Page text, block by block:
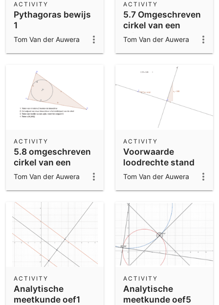
Pythagoras bewijs
1
ACTIVITY
Tom Van der Auwera
5.7 Omgeschreven
cirkel van een
driehoek
ACTIVITY
Tom Van der Auwera
5.8 omgeschreven
cirkel van een
driehoek
ACTIVITY
Tom Van der Auwera
Voorwaarde
loodrechte stand
ACTIVITY
Tom Van der Auwera
Analytische
meetkunde oef1
ACTIVITY
Analytische
meetkunde oef5
ACTIVITY